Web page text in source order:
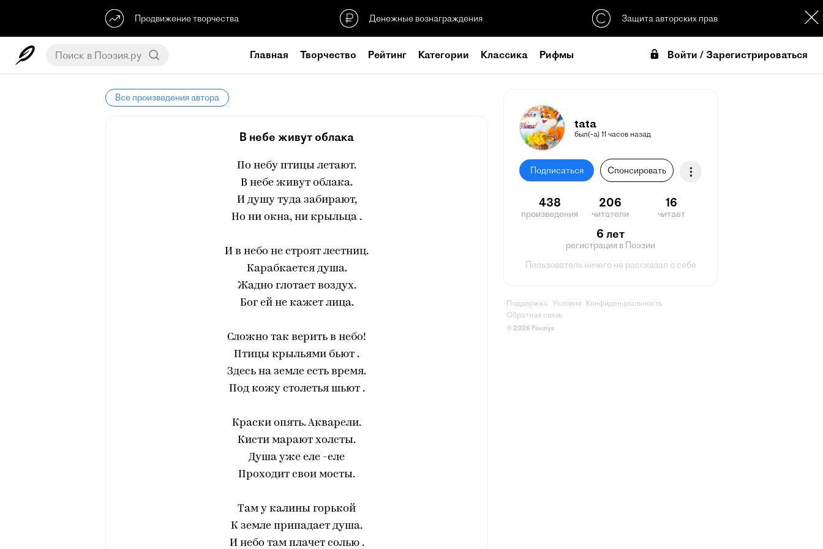
Продвижение творчества Денежные вознаграждения Защита авторских прав
Главная Творчество Рейтинг Категории Классика Рифмы Войти / Зарегистрироваться
Все произведения автора
В небе живут облака
По небу птицы летают.
В небе живут облака.
И душу туда забирают,
Но ни окна, ни крыльца .
И в небо не строят лестниц.
Карабкается душа.
Жадно глотает воздух.
Бог ей не кажет лица.
Сложно так верить в небо!
Птицы крыльями бьют .
Здесь на земле есть время.
Под кожу столетья шьют .
Краски опять. Акварели.
Кисти марают холсты.
Душа уже еле -еле
Проходит свои мосты.
Там у калины горькой
К земле припадает душа.
И небо там плачет солью .
tata
был(-а) 11 часов назад
Подписаться Спонсировать
438
произведения
206
читатели
16
читает
6 лет
регистрация в Поэзии
Пользователь ничего не рассказал о себе
Поддержка Условия
Конфиденциальность
Обратная связь
© 2026 Poeziya